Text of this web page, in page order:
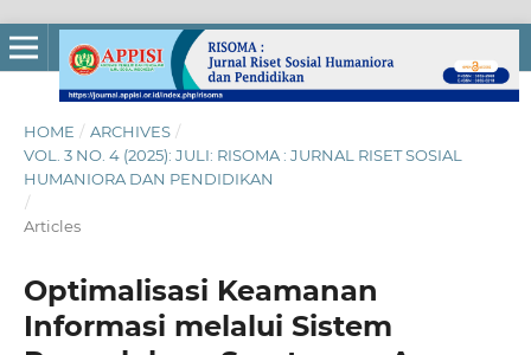
HOME / ARCHIVES /
VOL. 3 NO. 4 (2025): JULI: RISOMA : JURNAL RISET SOSIAL
HUMANIORA DAN PENDIDIKAN
/
Articles
Optimalisasi Keamanan
Informasi melalui Sistem